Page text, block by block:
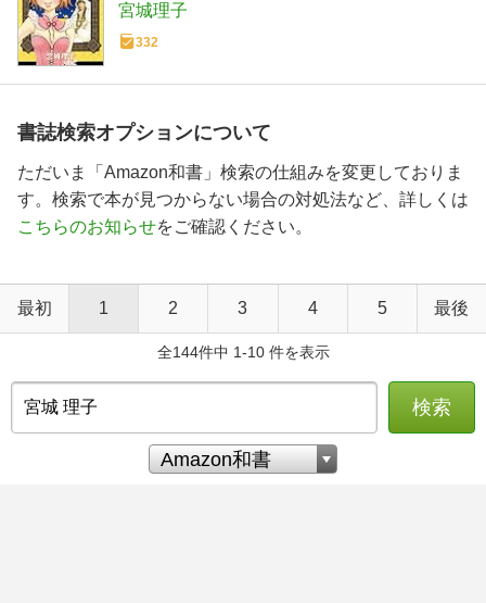
宮城理子
332
書誌検索オプションについて
ただいま「Amazon和書」検索の仕組みを変更しておりま
す。検索で本が見つからない場合の対処法など、詳しくは
こちらのお知らせをご確認ください。
最初 1 2 3 4 5 最後
全144件中 1-10 件を表示
検索